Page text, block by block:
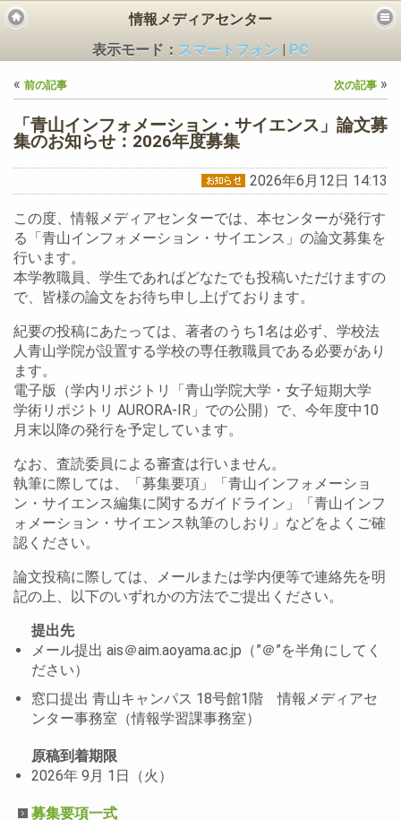
情報メディアセンター
表示モード： スマートフォン
PC
« 前の記事 次の記事 »
「青山インフォメーション・サイエンス」論文募
集のお知らせ：2026年度募集
2026年6月12日 14:13
この度、情報メディアセンターでは、本センターが発行す
る「青山インフォメーション・サイエンス」の論文募集を
行います。
本学教職員、学生であればどなたでも投稿いただけますの
で、皆様の論文をお待ち申し上げております。
紀要の投稿にあたっては、著者のうち1名は必ず、学校法
人青山学院が設置する学校の専任教職員である必要があり
ます。
電子版（学内リポジトリ「青山学院大学・女子短期大学
学術リポジトリ AURORA-IR」での公開）で、今年度中10
月末以降の発行を予定しています。
なお、査読委員による審査は行いません。
執筆に際しては、「募集要項」「青山インフォメーショ
ン・サイエンス編集に関するガイドライン」「青山インフ
ォメーション・サイエンス執筆のしおり」などをよくご確
認ください。
論文投稿に際しては、メールまたは学内便等で連絡先を明
記の上、以下のいずれかの方法でご提出ください。
提出先
メール提出 ais＠aim.aoyama.ac.jp（”＠”を半角にしてく
ださい）
窓口提出 青山キャンパス 18号館1階 情報メディアセ
ンター事務室（情報学習課事務室）
原稿到着期限
2026年 9月 1日（火）
募集要項一式